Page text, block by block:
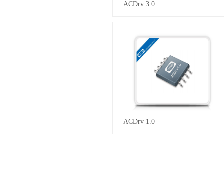
ACDrv 3.0
ACDrv 1.0